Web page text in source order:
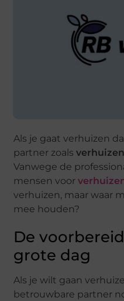
Als je gaat verhuizen
partner zoals
Vanwege de
mensen voor
verhuizen, maar waar
mee houden?
De
grote dag
Als je wilt gaan
betrouwbare partner